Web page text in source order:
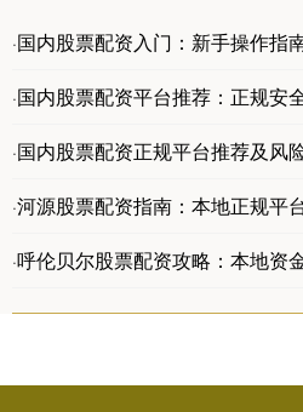
·国内股票配资入门：新手操作指
·国内股票配资平台推荐：正规安
·国内股票配资正规平台推荐及风
·河源股票配资指南：本地正规平
·呼伦贝尔股票配资攻略：本地资